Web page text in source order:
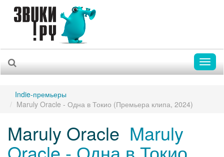
Indie-премьеры
Maruly Oracle - Одна в Токио (Премьера клипа, 2024)
Maruly Oracle Maruly